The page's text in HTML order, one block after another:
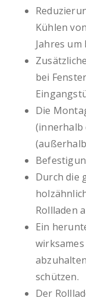
Kühlen
Jahres um
bei
Die
(innerhalb
Durch die
Rollladen
Ein
schützen.
Der